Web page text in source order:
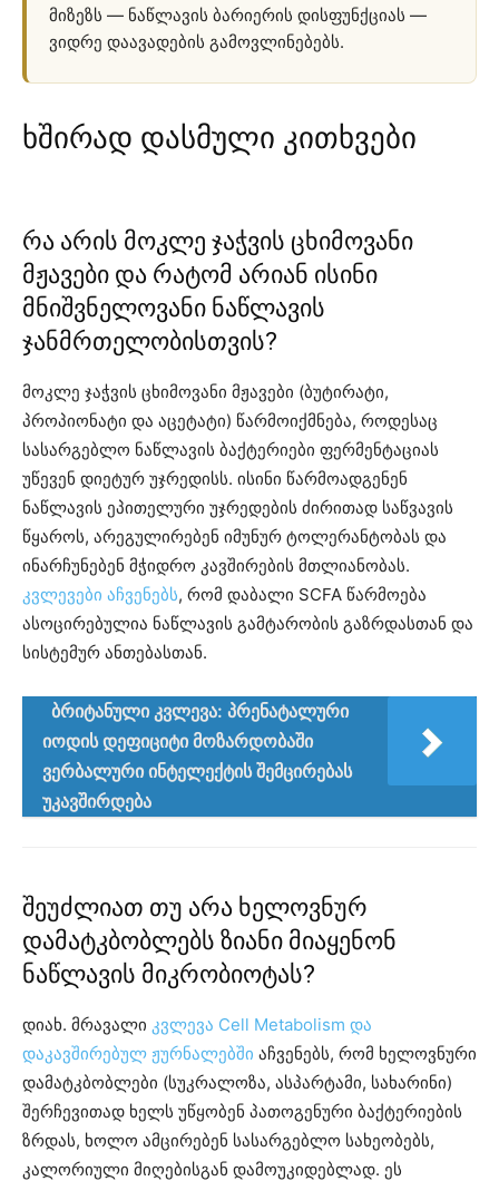
მიზეზს — ნაწლავის ბარიერის დისფუნქციას —
ვიდრე დაავადების გამოვლინებებს.
ხშირად დასმული კითხვები
რა არის მოკლე ჯაჭვის ცხიმოვანი
მჟავები და რატომ არიან ისინი
მნიშვნელოვანი ნაწლავის
ჯანმრთელობისთვის?
მოკლე ჯაჭვის ცხიმოვანი მჟავები (ბუტირატი,
პროპიონატი და აცეტატი) წარმოიქმნება, როდესაც
სასარგებლო ნაწლავის ბაქტერიები ფერმენტაციას
უწევენ დიეტურ უჯრედისს. ისინი წარმოადგენენ
ნაწლავის ეპითელური უჯრედების ძირითად საწვავის
წყაროს, არეგულირებენ იმუნურ ტოლერანტობას და
ინარჩუნებენ მჭიდრო კავშირების მთლიანობას.
კვლევები აჩვენებს, რომ დაბალი SCFA წარმოება
ასოცირებულია ნაწლავის გამტარობის გაზრდასთან და
სისტემურ ანთებასთან.
ბრიტანული კვლევა: პრენატალური
იოდის დეფიციტი მოზარდობაში
ვერბალური ინტელექტის შემცირებას
უკავშირდება
შეუძლიათ თუ არა ხელოვნურ
დამატკბობლებს ზიანი მიაყენონ
ნაწლავის მიკრობიოტას?
დიახ. მრავალი კვლევა Cell Metabolism და
დაკავშირებულ ჟურნალებში აჩვენებს, რომ ხელოვნური
დამატკბობლები (სუკრალოზა, ასპარტამი, სახარინი)
შერჩევითად ხელს უწყობენ პათოგენური ბაქტერიების
ზრდას, ხოლო ამცირებენ სასარგებლო სახეობებს,
კალორიული მიღებისგან დამოუკიდებლად. ეს